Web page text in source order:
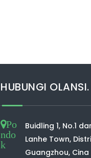
HUBUNGI OLANSI.
Po
ndo
k
Buidling 1, No.1
Lanhe Town,
Guangzhou, Cina